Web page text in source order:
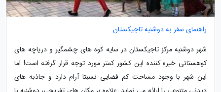
راهنمای سفر به دوشنبه تاجیکستان
شهر دوشنبه مرکز تاجیکستان در سایه کوه های چشمگیر و دریاچه های
کوهستانی خیره کننده این کشور کمتر مورد توجه قرار گرفته است! اما
این شهر با وجود مساحت کم فضایی نسبتا آرام دارد و جاذبه های